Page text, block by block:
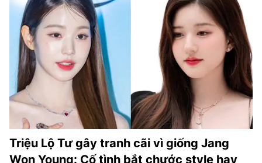
Triệu Lộ Tư gây tranh cãi vì giống Jang
Won Young: Cố tình bắt chước style hay